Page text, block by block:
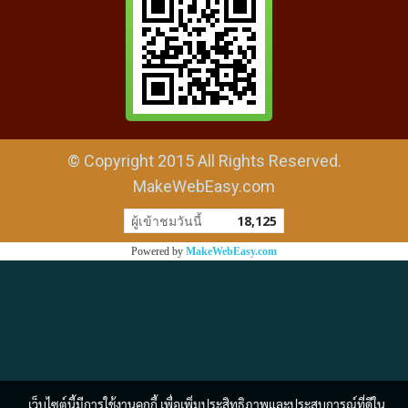
© Copyright 2015 All Rights Reserved.
MakeWebEasy.com
ผู้เข้าชมวันนี้ 18,125
Powered by MakeWebEasy.com
เว็บไซต์นี้มีการใช้งานคุกกี้ เพื่อเพิ่มประสิทธิภาพและประสบการณ์ที่ดีใน